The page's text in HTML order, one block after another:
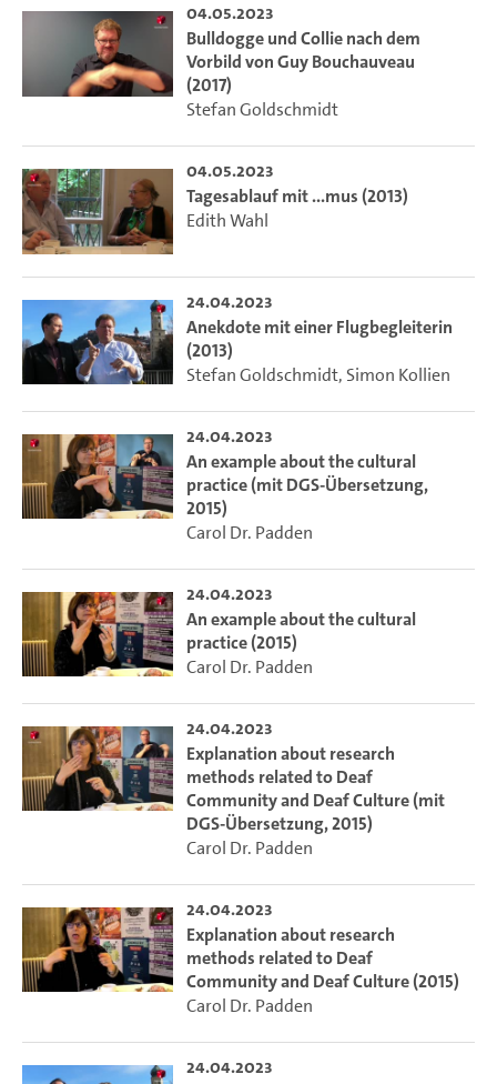
04.05.2023
Bulldogge und Collie nach dem
Vorbild von Guy Bouchauveau
(2017)
Stefan Goldschmidt
04.05.2023
Tagesablauf mit ...mus (2013)
Edith Wahl
24.04.2023
Anekdote mit einer Flugbegleiterin
(2013)
Stefan Goldschmidt, Simon Kollien
24.04.2023
An example about the cultural
practice (mit DGS-Übersetzung,
2015)
Carol Dr. Padden
24.04.2023
An example about the cultural
practice (2015)
Carol Dr. Padden
24.04.2023
Explanation about research
methods related to Deaf
Community and Deaf Culture (mit
DGS-Übersetzung, 2015)
Carol Dr. Padden
24.04.2023
Explanation about research
methods related to Deaf
Community and Deaf Culture (2015)
Carol Dr. Padden
24.04.2023